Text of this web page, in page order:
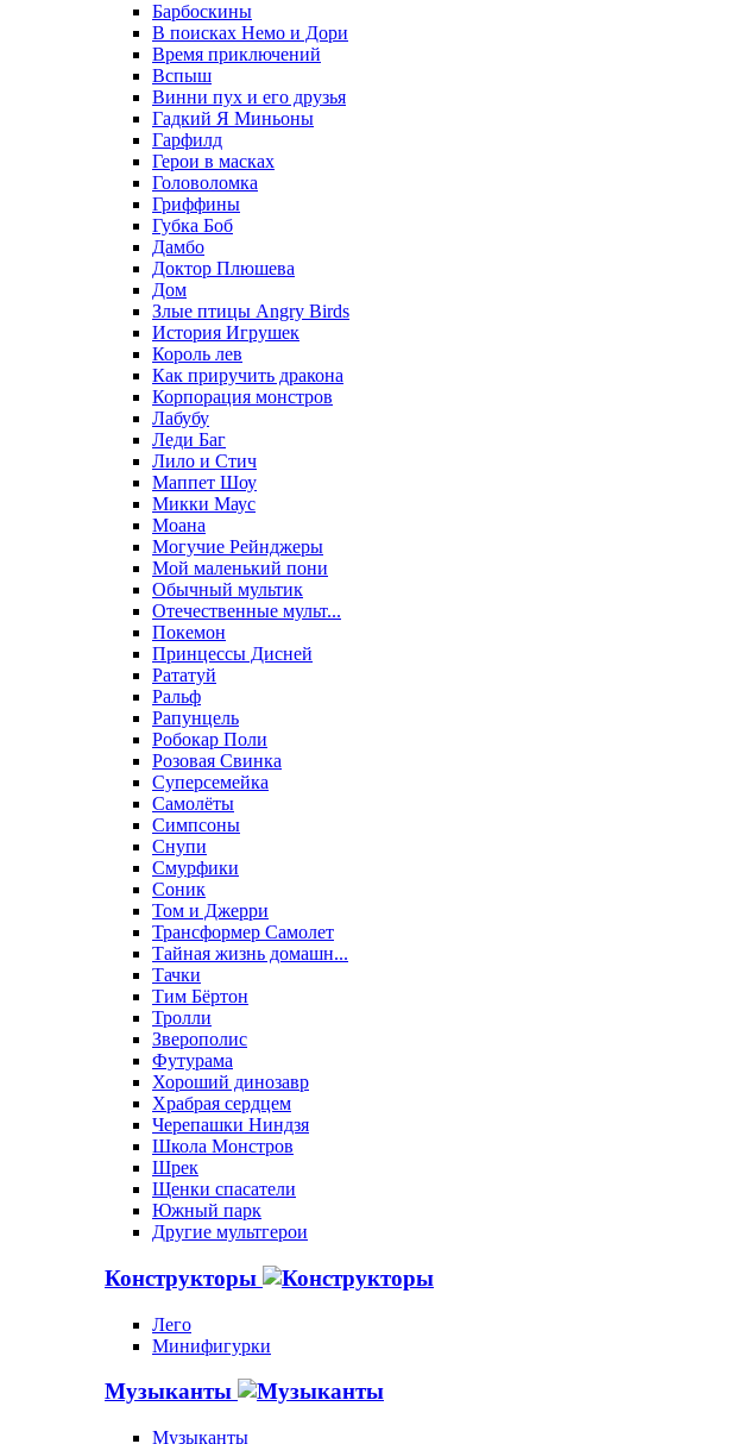
Барбоскины
В поисках Немо и Дори
Время приключений
Вспыш
Винни пух и его друзья
Гадкий Я Миньоны
Гарфилд
Герои в масках
Головоломка
Гриффины
Губка Боб
Дамбо
Доктор Плюшева
Дом
Злые птицы Angry Birds
История Игрушек
Король лев
Как приручить дракона
Корпорация монстров
Лабубу
Леди Баг
Лило и Стич
Маппет Шоу
Микки Маус
Моана
Могучие Рейнджеры
Мой маленький пони
Обычный мультик
Отечественные мульт...
Покемон
Принцессы Дисней
Рататуй
Ральф
Рапунцель
Робокар Поли
Розовая Свинка
Суперсемейка
Самолёты
Симпсоны
Снупи
Смурфики
Соник
Том и Джерри
Трансформер Самолет
Тайная жизнь домашн...
Тачки
Тим Бёртон
Тролли
Зверополис
Футурама
Хороший динозавр
Храбрая сердцем
Черепашки Ниндзя
Школа Монстров
Шрек
Щенки спасатели
Южный парк
Другие мультгерои
Конструкторы
Лего
Минифигурки
Музыканты
Музыканты